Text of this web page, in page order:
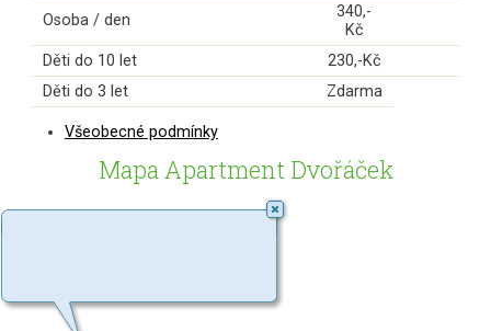
Osoba / den
340,-
Kč
Děti do 10 let
230,-Kč
Děti do 3 let
Zdarma
Všeobecné podmínky
Mapa Apartment Dvořáček